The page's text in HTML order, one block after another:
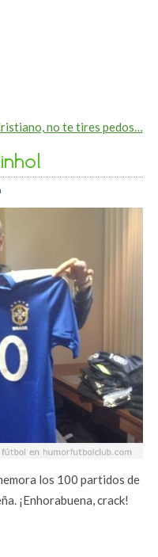
no te tires pedos…
los 100 partidos de
¡Enhorabuena, crack!